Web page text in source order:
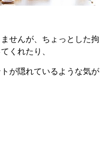
せんが、ちょっとした拘
くれたり、
が隠れているような気が